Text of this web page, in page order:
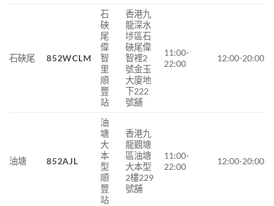
石硤尾 852WCLM
石
硤
尾
偉
智
里
順
豐
站
香港九
龍深水
埗區石
硤尾偉
智裡2
號金玉
大廈地
下222
號舖
11:00-
22:00
12:00-20:00
油塘 852AJL
油
塘
大
本
型
順
豐
站
香港九
龍觀塘
區油塘
大本型
2樓229
號舖
11:00-
22:00
12:00-20:00